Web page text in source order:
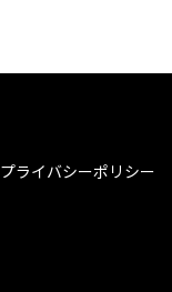
プライバシーポリシー